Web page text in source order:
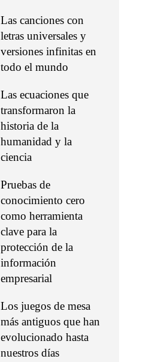
Las canciones con
letras universales y
versiones infinitas en
todo el mundo
Las ecuaciones que
transformaron la
historia de la
humanidad y la
ciencia
Pruebas de
conocimiento cero
como herramienta
clave para la
protección de la
información
empresarial
Los juegos de mesa
más antiguos que han
evolucionado hasta
nuestros días